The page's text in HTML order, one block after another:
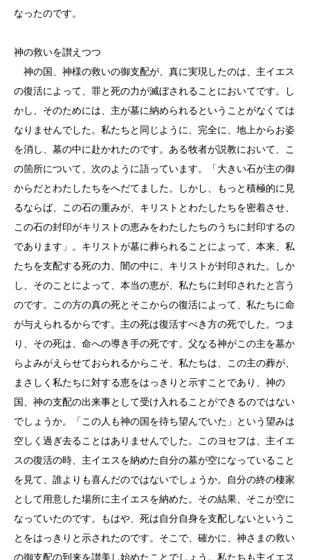
なったのです。
神の救いを讃えつつ
神の国、神様の救いの御支配が、真に実現したのは、主イエス
の復活によって、罪と死の力が滅ぼされることにおいてです。し
かし、そのためには、主が墓に納められるということがなくては
なりませんでした。私たちと同じように、完全に、地上からお姿
を消し、墓の中に赴かれたのです。ある牧者が説教において、こ
の箇所について、次のように語っています。「大きい石が主の御
からだとわたしたちをへだてました。しかし、もっと積極的に見
るならば、この石の重みが、キリストとわたしたちを密着させ、
この石の封印がキリストの恵みをわたしたちのうちに封印するの
であります」。キリストが墓に葬られることによって、本来、私
たちを支配する死の力、闇の中に、キリストが封印された。しか
し、そのことによって、本当の恵が、私たちに封印されたと言う
のです。この方の真の死とそこからの復活によって、私たちに命
が与えられるからです。主の死は復活すべき方の死でした。つま
り、その死は、命への導き手の死です。父なる神がこの主を墓か
らよみがえらせておられるからこそ、私たちは、この主の葬が、
まさしく私たちに対する恵をはっきりと示すことであり、神の
国、神の支配の出来事として受け入れることができるのではない
でしょうか。「この人も神の国を待ち望んでいた」という望みは
空しく過ぎ去ることはありませんでした。このヨセフは、主イエ
スの復活の時、主イエスを納めた自分の墓が空になっていること
を見て、誰よりも喜んだのではないでしょうか。自分の終の棲家
として用意した場所に主イエスを納めた。その結果、そこが空に
なっていたのです。もはや、死は自分自身を支配しないというこ
とをはっきりと示されたのです。そこで、確かに、神さまの救い
の御支配の到来を讃美し始めたことでしょう。私たちも主イエス